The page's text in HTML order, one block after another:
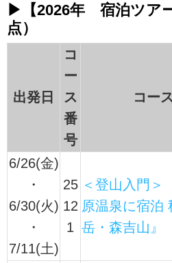
▶【2026年 宿泊ツア
点）
出発日
コ
ー
ス
番
号
コー
6/26(金)
・
6/30(火)
・
7/11(土)
25
12
1
＜登山入門＞
原温泉に宿泊
岳・森吉山』